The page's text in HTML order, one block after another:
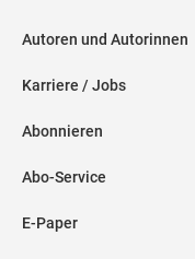
Autoren und Autorinnen
Karriere / Jobs
Abonnieren
Abo-Service
E-Paper